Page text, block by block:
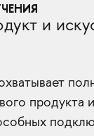
и
продукта